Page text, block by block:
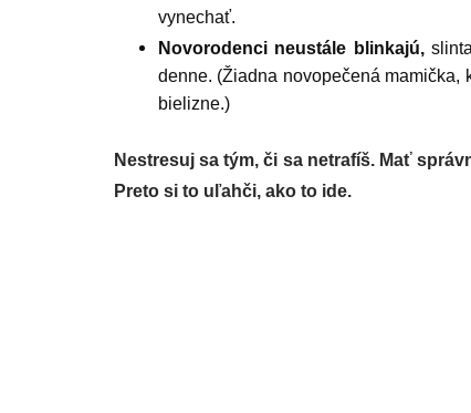
vynechať.
Novorodenci neustále blinkajú,
denne. (Žiadna novopečená mamička,
bielizne.)
Nestresuj sa tým, či sa netrafíš. Mať
Preto si to uľahči, ako to ide.